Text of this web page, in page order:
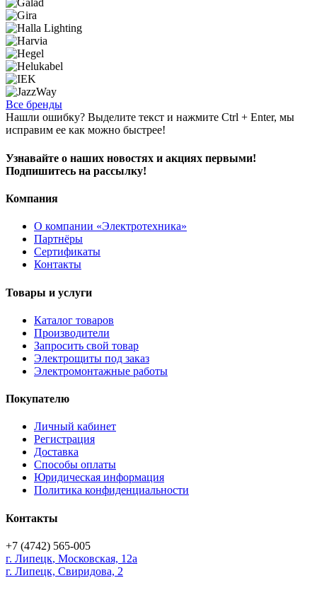
Все бренды
Нашли ошибку? Выделите текст и нажмите Ctrl + Enter, мы
исправим ее как можно быстрее!
Узнавайте о наших новостях и акциях первыми!
Подпишитесь на рассылку!
Компания
О компании «Электротехника»
Партнёры
Сертификаты
Контакты
Товары и услуги
Каталог товаров
Производители
Запросить свой товар
Электрощиты под заказ
Электромонтажные работы
Покупателю
Личный кабинет
Регистрация
Доставка
Способы оплаты
Юридическая информация
Политика конфиденциальности
Контакты
+7 (4742) 565-005
г. Липецк, Московская, 12а
г. Липецк, Свиридова, 2